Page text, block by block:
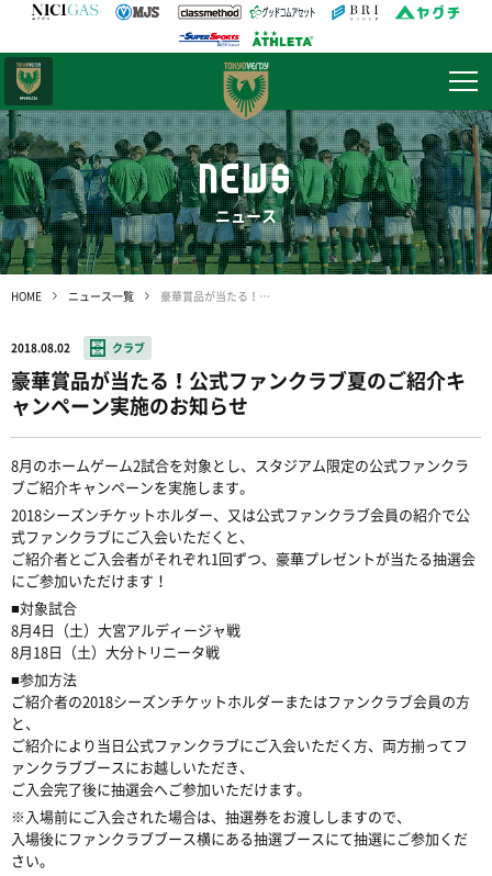
NEWS
ニュース
HOME ニュース一覧 豪華賞品が当たる！公式ファンクラブ夏のご紹介キャンペーン実施のお知らせ
2018.08.02 クラブ
豪華賞品が当たる！公式ファンクラブ夏のご紹介キ
ャンペーン実施のお知らせ
8月のホームゲーム2試合を対象とし、スタジアム限定の公式ファンクラ
ブご紹介キャンペーンを実施します。
2018シーズンチケットホルダー、又は公式ファンクラブ会員の紹介で公
式ファンクラブにご入会いただくと、
ご紹介者とご入会者がそれぞれ1回ずつ、豪華プレゼントが当たる抽選会
にご参加いただけます！
■対象試合
8月4日（土）大宮アルディージャ戦
8月18日（土）大分トリニータ戦
■参加方法
ご紹介者の2018シーズンチケットホルダーまたはファンクラブ会員の方
と、
ご紹介により当日公式ファンクラブにご入会いただく方、両方揃ってフ
ァンクラブブースにお越しいただき、
ご入会完了後に抽選会へご参加いただけます。
※入場前にご入会された場合は、抽選券をお渡ししますので、
入場後にファンクラブブース横にある抽選ブースにて抽選にご参加くだ
さい。